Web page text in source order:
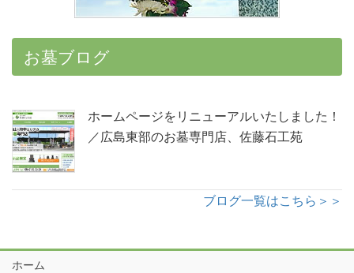
お墓ブログ
ホームページをリニューアルいたしました！
／広島東部のお墓専門店、佐藤石工苑
ブログ一覧はこちら＞＞
ホーム